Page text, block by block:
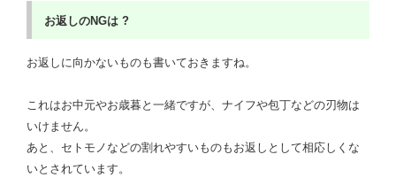
お返しのNGは ?
お返しに向かないものも書いておきますね。
これはお中元やお歳暮と一緒ですが、ナイフや包丁などの刃物は
いけません。
あと、セトモノなどの割れやすいものもお返しとして相応しくな
いとされています。